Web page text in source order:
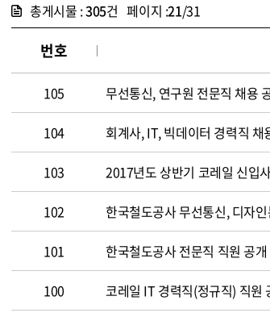
총게시물 :305건 페이지 :21/31
번호
105 무선통신, 연구원 전문직 채용
104 회계사, IT, 빅데이터 경력직
103 2017년도 상반기 코레일 신입
102 한국철도공사 무선통신, 디자
101 한국철도공사 전문직 직원 공개
100 코레일 IT 경력직(정규직) 직원